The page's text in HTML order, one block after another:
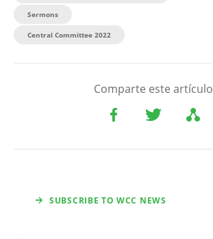
Sermons
Central Committee 2022
Comparte este artículo
SUBSCRIBE TO WCC NEWS